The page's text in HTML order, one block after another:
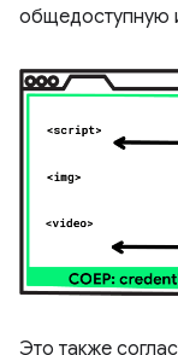
общедоступную
Это также